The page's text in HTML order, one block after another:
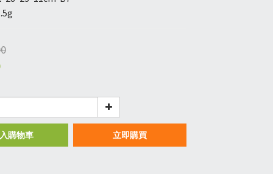
購物車 立即購買